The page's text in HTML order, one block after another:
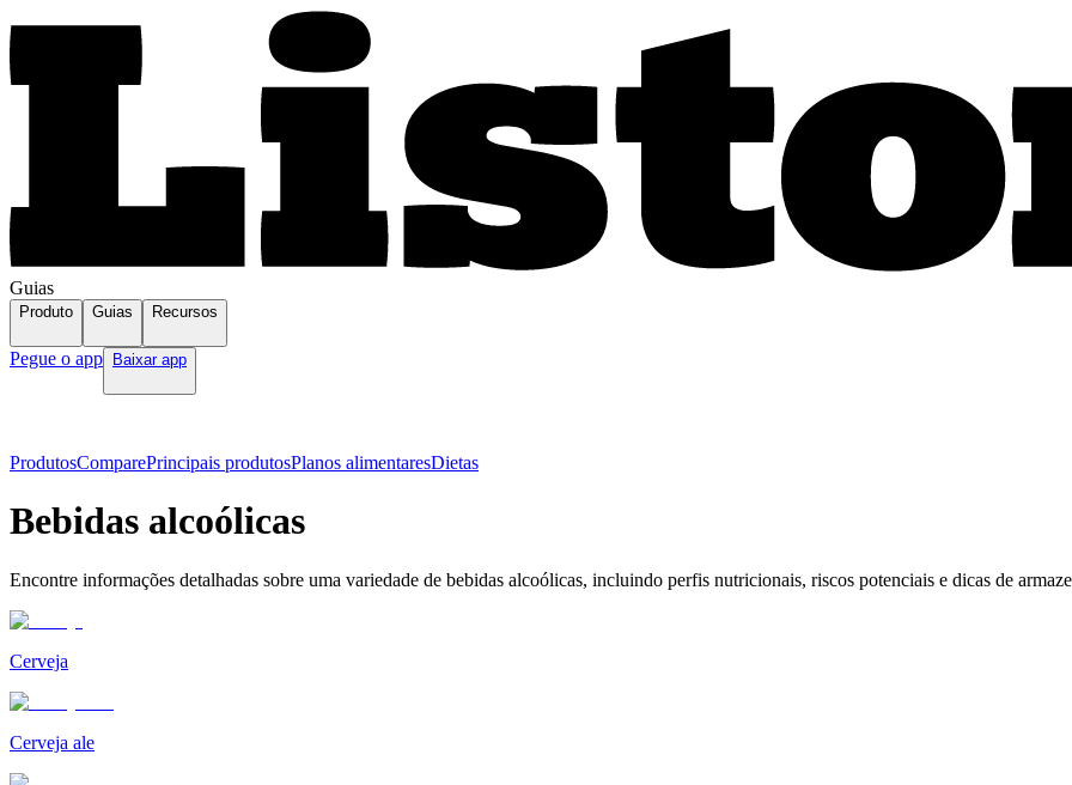
Guias
Produto Guias Recursos
Pegue o app Baixar app
ProdutosComparePrincipais produtosPlanos alimentaresDietas
Bebidas alcoólicas
Encontre informações detalhadas sobre uma variedade de bebidas alcoólicas, incluindo perfis nutricionais, riscos potenciais e dicas de
Cerveja
Cerveja ale